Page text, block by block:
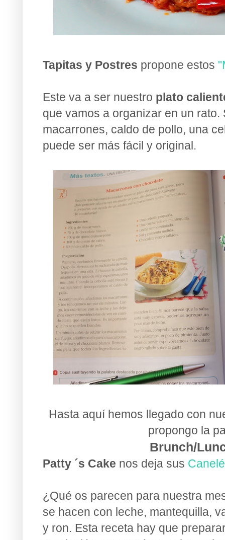
Tapitas y Postres propone estos
Este va a ser nuestro plato
que vamos a organizar en un rato.
macarrones, caldo de pollo, una
puede ser más fácil y original.
Hasta aquí hemos llegado con
propongo la
Brunch/
Patty ´s Cake nos deja sus
¿Qué os parecen para nuestra
se hacen con leche, mantequilla,
y ron. Esta receta hay que